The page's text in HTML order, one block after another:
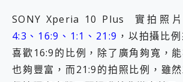
SONY Xperia 10 Plus 實拍照
4:3、16:9、1:1、21:9 ，以拍攝比
喜歡16:9的比例，除了廣角夠寬，
也夠豐富，而21:9的拍照比例，雖